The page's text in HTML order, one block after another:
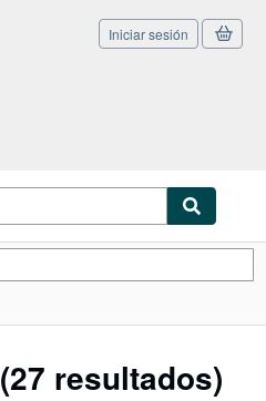
Iniciar sesión
(27 resultados)